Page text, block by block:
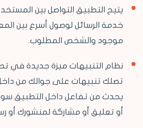
يتيح التطبيق التواصل بين
خدمة الرسائل لوصول أسرع بين
موجود والشخص المطلوب.
نظام التنبيهات ميزة جديدة
تصلك تنبيهات على جوالك من
يحدث من تفاعل داخل التطبيق
أو تعليق أو مشاركة لمنشورك أو